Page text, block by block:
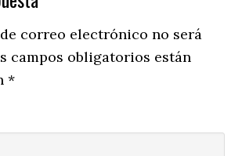
correo electrónico no será
campos obligatorios están
*